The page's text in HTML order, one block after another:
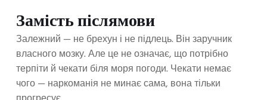
Замість післямови
Залежний — не брехун і не підлець. Він заручник
власного мозку. Але це не означає, що потрібно
терпіти й чекати біля моря погоди. Чекати немає
чого — наркоманія не минає сама, вона тільки